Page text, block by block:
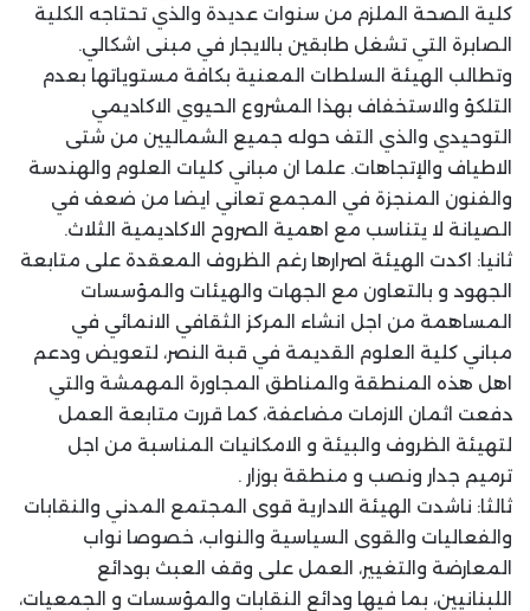
كلية الصحة الملزم من سنوات عديدة والذي تحتاجه الكلية
الصابرة التي تشغل طابقين بالايجار في مبنى اشكالي.
وتطالب الهيئة السلطات المعنية بكافة مستوياتها بعدم
التلكؤ والاستخفاف بهذا المشروع الحيوي الاكاديمي
التوحيدي والذي التف حوله جميع الشماليين من شتى
الاطياف والإتجاهات. علما ان مباني كليات العلوم والهندسة
والفنون المنجزة في المجمع تعاني ايضا من ضعف في
الصيانة لا يتناسب مع اهمية الصروح الاكاديمية الثلاث.
ثانيا: اكدت الهيئة اصرارها رغم الظروف المعقدة على متابعة
الجهود و بالتعاون مع الجهات والهيئات والمؤسسات
المساهمة من اجل انشاء المركز الثقافي الانمائي في
مباني كلية العلوم القديمة في قبة النصر، لتعويض ودعم
اهل هذه المنطقة والمناطق المجاورة المهمشة والتي
دفعت اثمان الازمات مضاعفة، كما قررت متابعة العمل
لتهيئة الظروف والبيئة و الامكانيات المناسبة من اجل
ترميم جدار ونصب و منطقة بوزار .
ثالثا: ناشدت الهيئة الادارية قوى المجتمع المدني والنقابات
والفعاليات والقوى السياسية والنواب، خصوصا نواب
المعارضة والتغيير، العمل على وقف العبث بودائع
اللبنانيين، بما فيها ودائع النقابات والمؤسسات و الجمعيات،